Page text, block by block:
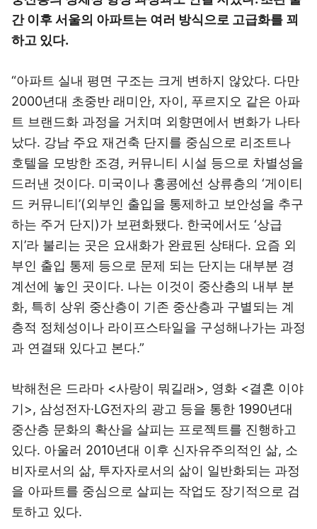
간 이후 서울의 아파트는 여러 방식으로 고급화를 꾀
하고 있다.
“아파트 실내 평면 구조는 크게 변하지 않았다. 다만
2000년대 초중반 래미안, 자이, 푸르지오 같은 아파
트 브랜드화 과정을 거치며 외향면에서 변화가 나타
났다. 강남 주요 재건축 단지를 중심으로 리조트나
호텔을 모방한 조경, 커뮤니티 시설 등으로 차별성을
드러낸 것이다. 미국이나 홍콩에선 상류층의 ‘게이티
드 커뮤니티’(외부인 출입을 통제하고 보안성을 추구
하는 주거 단지)가 보편화됐다. 한국에서도 ‘상급
지’라 불리는 곳은 요새화가 완료된 상태다. 요즘 외
부인 출입 통제 등으로 문제 되는 단지는 대부분 경
계선에 놓인 곳이다. 나는 이것이 중산층의 내부 분
화, 특히 상위 중산층이 기존 중산층과 구별되는 계
층적 정체성이나 라이프스타일을 구성해나가는 과정
과 연결돼 있다고 본다.”
박해천은 드라마 <사랑이 뭐길래>, 영화 <결혼 이야
기>, 삼성전자·LG전자의 광고 등을 통한 1990년대
중산층 문화의 확산을 살피는 프로젝트를 진행하고
있다. 아울러 2010년대 이후 신자유주의적인 삶, 소
비자로서의 삶, 투자자로서의 삶이 일반화되는 과정
을 아파트를 중심으로 살피는 작업도 장기적으로 검
토하고 있다.